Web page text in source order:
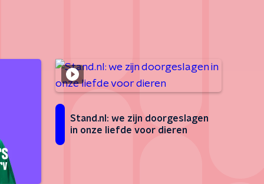
Stand.nl: we zijn doorgeslagen
in onze liefde voor dieren